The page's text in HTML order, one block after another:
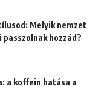
Melyik nemzet
passzolnak hozzád?
a koffein hatása a